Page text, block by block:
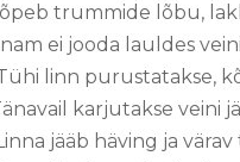
trummide lõbu,
ei jooda lauldes
linn purustatakse,
karjutakse veini
jääb häving ja